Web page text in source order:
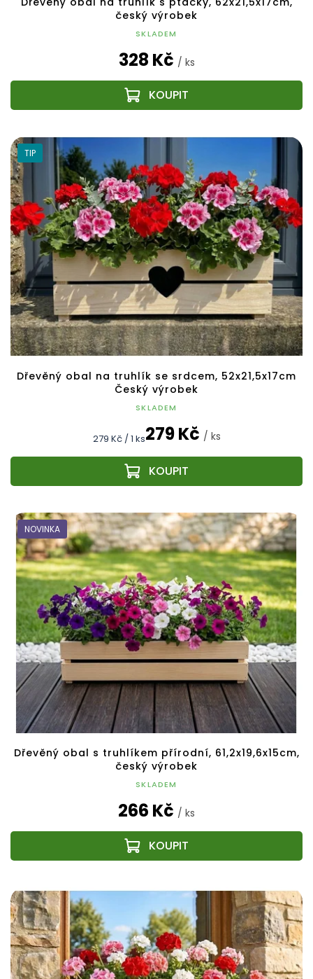
český výrobek
SKLADEM
328 Kč / ks
TIP
Dřevěný obal na truhlík se srdcem, 52x21,5x17cm
Český výrobek
SKLADEM
279 Kč / ks
Měrná
279 Kč / 1 ks
NOVINKA
Dřevěný obal s truhlíkem přírodní, 61,2x19,6x15cm,
český výrobek
SKLADEM
266 Kč / ks